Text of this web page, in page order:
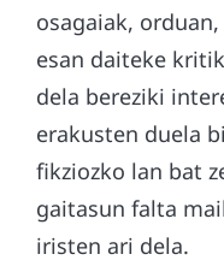
osagaiak,
esan daiteke
dela bereziki
erakusten duela
fikziozko lan bat
gaitasun falta
iristen ari dela.